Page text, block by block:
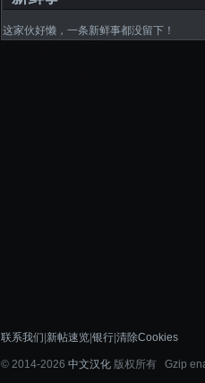
这家伙好懒，一条新鲜事都没留下！
联系我们 新帖速览 银行 清除Cookies
© 2014-2026 中文汉化 版权所有 Gzip